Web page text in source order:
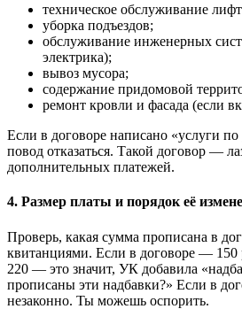
техническое обслуживание
уборка подъездов;
обслуживание инженерных
электрика);
вывоз мусора;
содержание придомовой
ремонт кровли и фасада (если
Если в договоре написано «услуги
повод отказаться. Такой договор —
дополнительных платежей.
4. Размер платы и порядок её
Проверь, какая сумма прописана в
квитанциями. Если в договоре — 150
220 — это значит, УК добавила
прописаны эти надбавки?» Если в
незаконно. Ты можешь оспорить.